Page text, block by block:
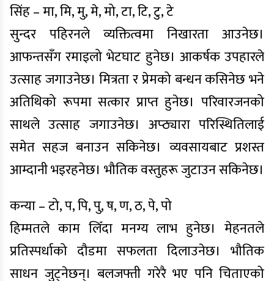
सिंह – मा, मि, मु, मे, मो, टा, टि, टु, टे
सुन्दर पहिरनले व्यक्तित्वमा निखारता आउनेछ।
आफन्तसँग रमाइलो भेटघाट हुनेछ। आकर्षक उपहारले
उत्साह जगाउनेछ। मित्रता र प्रेमको बन्धन कसिनेछ भने
अतिथिको रूपमा सत्कार प्राप्त हुनेछ। परिवारजनको
साथले उत्साह जगाउनेछ। अप्ठ्यारा परिस्थितिलाई
समेत सहज बनाउन सकिनेछ। व्यवसायबाट प्रशस्त
आम्दानी भइरहनेछ। भौतिक वस्तुहरू जुटाउन सकिनेछ।
कन्या – टो, प, पि, पु, ष, ण, ठ, पे, पो
हिम्मतले काम लिँदा मनग्य लाभ हुनेछ। मेहनतले
प्रतिस्पर्धाको दौडमा सफलता दिलाउनेछ। भौतिक
साधन जुट्नेछन्। बलजफ्ती गरेरै भए पनि चिताएको